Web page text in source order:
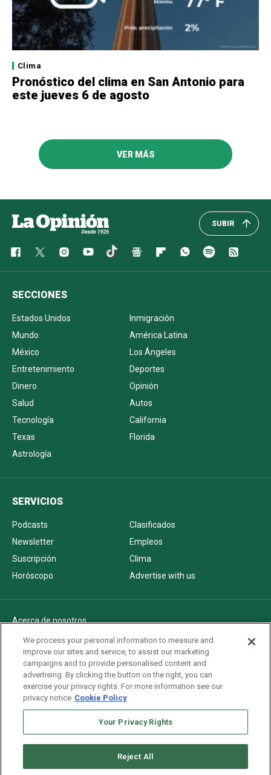
Clima
Pronóstico del clima en San Antonio para
este jueves 6 de agosto
VER MÁS
SUBIR
SECCIONES
Estados Unidos
Inmigración
Mundo
América Latina
México
Los Ángeles
Entretenimiento
Deportes
Dinero
Opinión
Salud
Autos
Tecnología
California
Texas
Florida
Astrología
SERVICIOS
Podcasts
Clasificados
Newsletter
Empleos
Suscripción
Clima
Horóscopo
Advertise with us
Acerca de nosotros
Politica de privacidad
Pautas Editoriales
AdChoices
Advertise with us
Newsletters
We process your personal information to measure and
improve our sites and service, to assist our marketing
campaigns and to provide personalised content and
advertising. By clicking the button on the right, you can
exercise your privacy rights. For more information see our
privacy notice Cookie Policy
Your Privacy Rights
Reject All